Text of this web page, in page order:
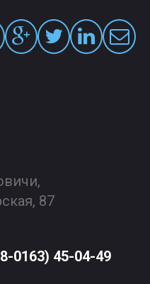
87
0163) 45-04-49